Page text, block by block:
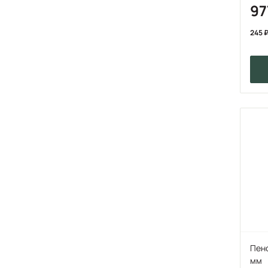
245
мм